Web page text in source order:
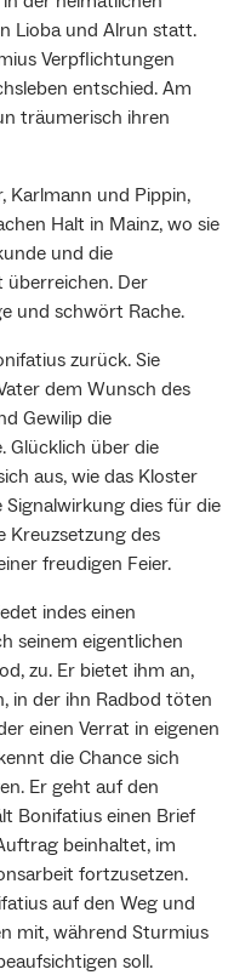
Lioba und Alrun statt.
Verpflichtungen
entschied. Am
träumerisch ihren
Karlmann und Pippin,
Halt in Mainz, wo sie
und die
Der
und schwört Rache.
zurück. Sie
dem Wunsch des
Gewilip die
Glücklich über die
aus, wie das Kloster
dies für die
Kreuzsetzung des
freudigen Feier.
indes einen
seinem eigentlichen
zu. Er bietet ihm an,
in der ihn Radbod töten
einen Verrat in eigenen
die Chance sich
Er geht auf den
Bonifatius einen Brief
beinhaltet, im
fortzusetzen.
auf den Weg und
mit, während Sturmius
soll.